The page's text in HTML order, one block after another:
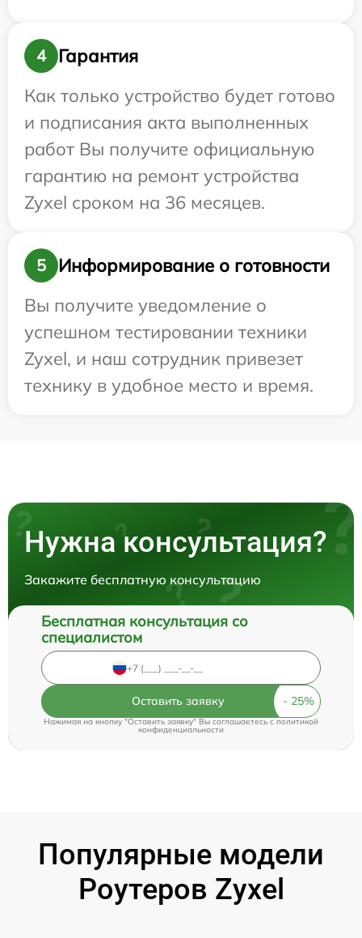
4
Гарантия
Как только устройство будет готово
и подписания акта выполненных
работ Вы получите официальную
гарантию на ремонт устройства
Zyxel сроком на 36 месяцев.
5
Информирование о готовности
Вы получите уведомление о
успешном тестировании техники
Zyxel, и наш сотрудник привезет
технику в удобное место и время.
Нужна консультация?
Закажите бесплатную консультацию
Бесплатная консультация со
специалистом
Оставить заявку
Нажимая на кнопку "Оставить заявку" Вы соглашаетесь cполитикой
конфиденциальности
Популярные модели
Роутеров Zyxel